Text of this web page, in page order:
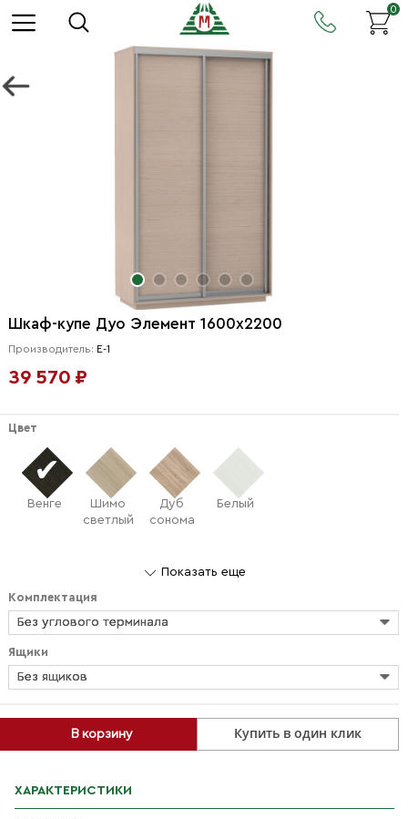
0
Шкаф-купе Дуо Элемент 1600х2200
Производитель: Е-1
39 570 ₽
В корзину Купить в один клик
Цвет
Венге
Шимо
светлый
Дуб
сонома
Белый
Показать еще
Комплектация
Без углового терминала
Ящики
Без ящиков
ХАРАКТЕРИСТИКИ